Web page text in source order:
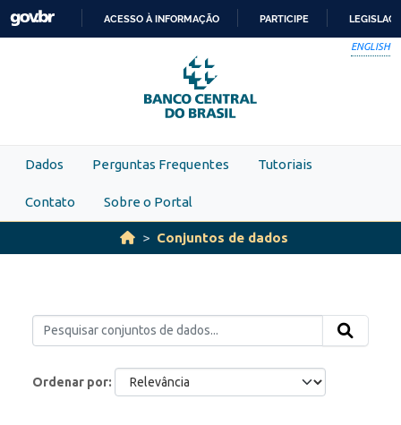
Skip to main content
PARA
O
CONTEÚDO
ACESSO À INFORMAÇÃO PARTICIPE
ENGLISH
Dados Perguntas Frequentes Tutoriais
Contato Sobre o Portal
Conjuntos de dados
Ordenar por